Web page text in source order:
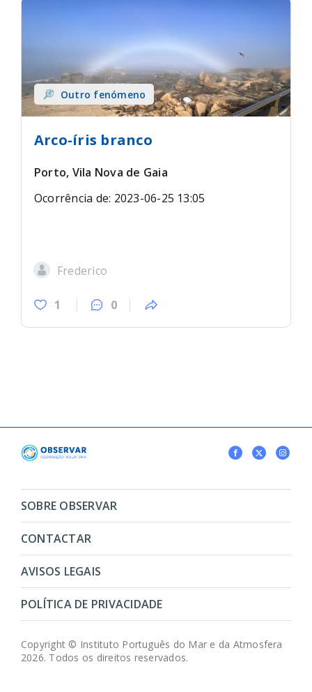
Outro fenómeno
Arco-íris branco
Porto, Vila Nova de Gaia
Ocorrência de: 2023-06-25 13:05
Frederico
1 0
SOBRE OBSERVAR
CONTACTAR
AVISOS LEGAIS
POLÍTICA DE PRIVACIDADE
Copyright © Instituto Português do Mar e da Atmosfera
2026. Todos os direitos reservados.